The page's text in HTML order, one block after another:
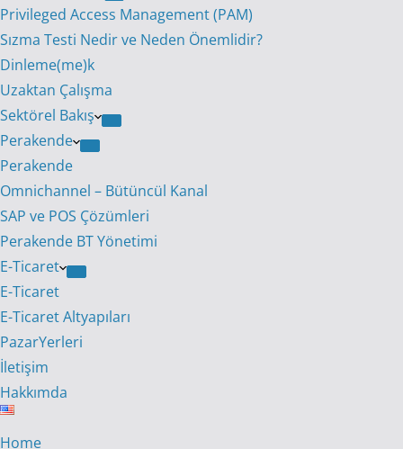
Privileged Access Management (PAM)
Sızma Testi Nedir ve Neden Önemlidir?
Dinleme(me)k
Uzaktan Çalışma
Sektörel Bakış
Perakende
Perakende
Omnichannel – Bütüncül Kanal
SAP ve POS Çözümleri
Perakende BT Yönetimi
E-Ticaret
E-Ticaret
E-Ticaret Altyapıları
PazarYerleri
İletişim
Hakkımda
Home